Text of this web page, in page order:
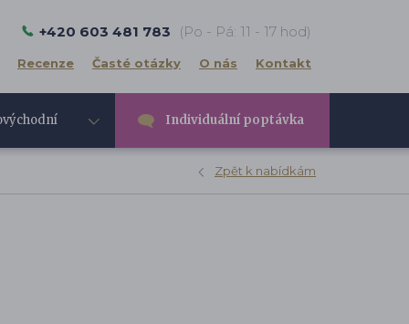
+420 603 481 783 (Po - Pá: 11 - 17 hod)
Recenze Časté otázky O nás Kontakt
Individuální poptávka
Zpět k nabídkám